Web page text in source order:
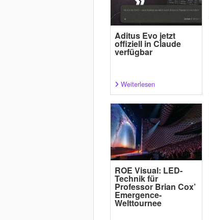
Aditus Evo jetzt
offiziell in Claude
verfügbar
Weiterlesen
ROE Visual: LED-
Technik für
Professor Brian Cox’
Emergence-
Welttournee